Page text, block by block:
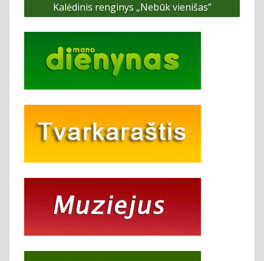
Kalėdinis renginys „Nebūk vienišas”